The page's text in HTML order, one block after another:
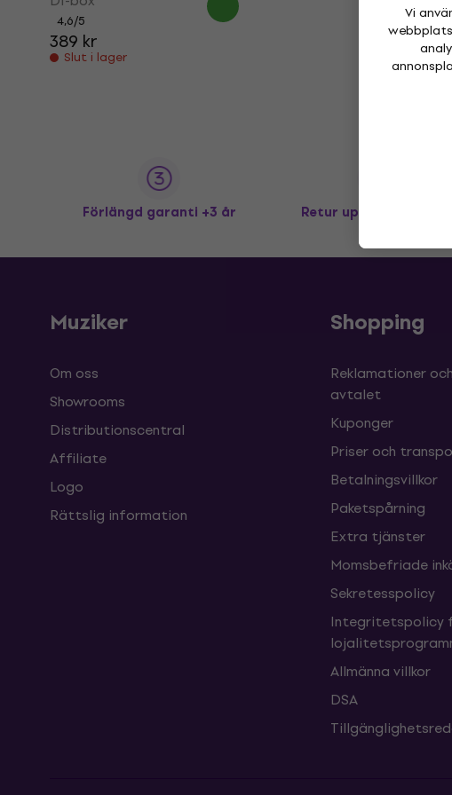
Vi
4,6/5
389 kr
Slut i lager
3/5
Förlängd garanti +3 år Retur upp till 30 dagar
Muziker
Om oss
Showrooms
Distributionscentral
Affiliate
Logo
Rättslig information
Shopping
Reklamationer
avtalet
Kuponger
Priser och
Betalningsvillkor
Paketspårning
Extra tjänster
Momsbefriade
Sekretesspolicy
Integritetspolicy
Allmänna villkor
DSA